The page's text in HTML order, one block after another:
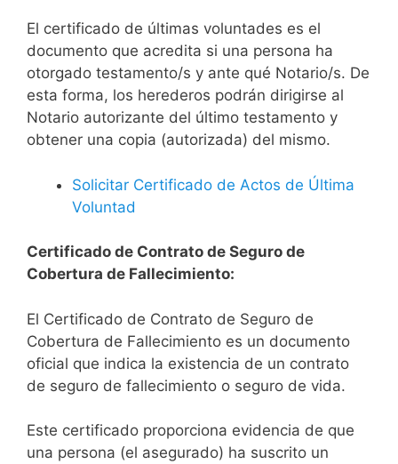
El certificado de últimas voluntades es el
documento que acredita si una persona ha
otorgado testamento/s y ante qué Notario/s. De
esta forma, los herederos podrán dirigirse al
Notario autorizante del último testamento y
obtener una copia (autorizada) del mismo.
Solicitar Certificado de Actos de Última
Voluntad
Certificado de Contrato de Seguro de
Cobertura de Fallecimiento:
El Certificado de Contrato de Seguro de
Cobertura de Fallecimiento es un documento
oficial que indica la existencia de un contrato
de seguro de fallecimiento o seguro de vida.
Este certificado proporciona evidencia de que
una persona (el asegurado) ha suscrito un